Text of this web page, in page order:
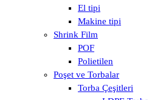
El tipi
Makine tipi
Shrink Film
POF
Polietilen
Poşet ve Torbalar
Torba Çeşitleri